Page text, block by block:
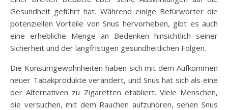
Gesundheit geführt hat. Während einige Befürworter die
potenziellen Vorteile von Snus hervorheben, gibt es auch
eine erhebliche Menge an Bedenken hinsichtlich seiner
Sicherheit und der langfristigen gesundheitlichen Folgen.
Die Konsumgewohnheiten haben sich mit dem Aufkommen
neuer Tabakprodukte verändert, und Snus hat sich als eine
der Alternativen zu Zigaretten etabliert. Viele Menschen,
die versuchen, mit dem Rauchen aufzuhören, sehen Snus